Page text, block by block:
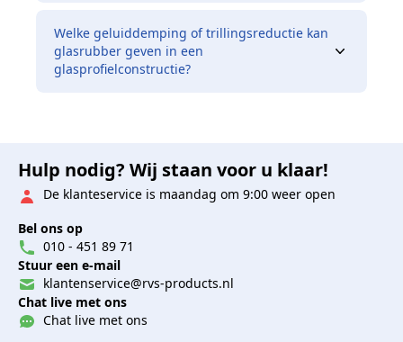
Welke geluiddemping of trillingsreductie kan
glasrubber geven in een
glasprofielconstructie?
Hulp nodig? Wij staan voor u klaar!
De klanteservice is maandag om 9:00 weer open
Bel ons op
010 - 451 89 71
Stuur een e-mail
klantenservice@rvs-products.nl
Chat live met ons
Chat live met ons